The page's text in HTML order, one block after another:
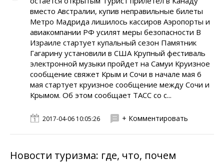
вместо Австралии, купив неправильные билеты
Метро Мадрида лишилось кассиров Аэропорты и
авиакомпании РФ усилят меры безопасности В
Израиле стартует купальный сезон Памятник
Гагарину установили в США Крупный фестиваль
электронной музыки пройдет на Самуи Круизное
сообщение свяжет Крым и Сочи в начале мая 6
мая стартует круизное сообщение между Сочи и
Крымом. Об этом сообщает ТАСС со с...
2017-04-06 10:05:26 + Комментировать
Новости туризма: где, что, почем